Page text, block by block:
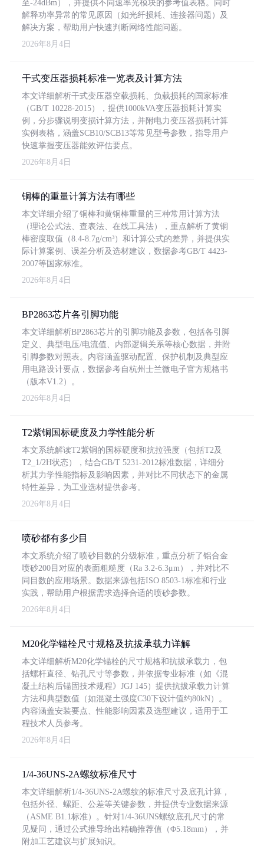
至-24dBm），并提供不同速率光模块的参考值表格。同时
解释功率异常的常见原因（如光纤损耗、连接器问题）及
解决方案，帮助用户快速判断网络性能问题。
2026年8月4日
干式变压器损耗标准一览表及计算方法
本文详细解析干式变压器空载损耗、负载损耗的国家标准
（GB/T 10228-2015），提供1000kVA变压器损耗计算实
例，分步骤说明变损计算方法，并附电力变压器损耗计算
实例表格，涵盖SCB10/SCB13等常见型号参数，指导用户
快速掌握变压器能效评估要点。
2026年8月4日
铜棒的重量计算方法有哪些
本文详细介绍了铜棒和黄铜棒重量的三种常用计算方法
（理论公式法、查表法、在线工具法），重点解析了黄铜
棒密度取值（8.4-8.7g/cm³）和计算公式的差异，并提供实
际计算案例、误差分析及选材建议，数据参考GB/T 4423-
2007等国家标准。
2026年8月4日
BP2863芯片各引脚功能
本文详细解析BP2863芯片的引脚功能及参数，包括各引脚
定义、典型电压/电流值、内部逻辑关系等核心数据，并附
引脚参数对照表。内容涵盖驱动配置、保护机制及典型应
用电路设计要点，数据参考自杭州士兰微电子官方规格书
（版本V1.2）。
2026年8月4日
T2紫铜国标硬度及力学性能分析
本文系统解读T2紫铜的国标硬度和抗拉强度（包括T2及
T2_1/2H状态），结合GB/T 5231-2012标准数据，详细分
析其力学性能指标及影响因素，并对比不同状态下的金属
特性差异，为工业选材提供参考。
2026年8月4日
喷砂都有多少目
本文系统介绍了喷砂目数的分级标准，重点分析了铝合金
喷砂200目对应的表面粗糙度（Ra 3.2-6.3μm），并对比不
同目数的应用场景。数据来源包括ISO 8503-1标准和行业
实践，帮助用户根据需求选择合适的喷砂参数。
2026年8月4日
M20化学锚栓尺寸规格及抗拔承载力详解
本文详细解析M20化学锚栓的尺寸规格和抗拔承载力，包
括螺杆直径、钻孔尺寸等参数，并依据专业标准（如《混
凝土结构后锚固技术规程》JGJ 145）提供抗拔承载力计算
方法和典型数值（如混凝土强度C30下设计值约80kN）。
内容涵盖安装要点、性能影响因素及选型建议，适用于工
程技术人员参考。
2026年8月4日
1/4-36UNS-2A螺纹标准尺寸
本文详细解析1/4-36UNS-2A螺纹的标准尺寸及底孔计算，
包括外径、螺距、公差等关键参数，并提供专业数据来源
（ASME B1.1标准）。针对1/4-36UNS螺纹底孔尺寸的常
见疑问，通过公式推导给出精确推荐值（Φ5.18mm），并
附加工艺建议与扩展知识。